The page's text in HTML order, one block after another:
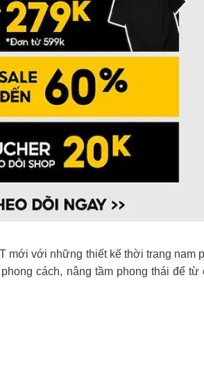
mới với những thiết kế thời trang nam
cách, nâng tầm phong thái để